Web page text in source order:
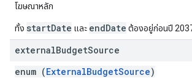
โฆษณาหลัก
ทั้ง startDate และ endDate ต้องอยู่ก่อนปี
externalBudgetSource
enum (ExternalBudgetSource)